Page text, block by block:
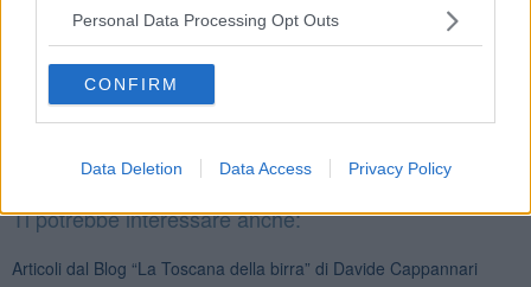
Personal Data Processing Opt Outs
CONFIRM
Data Deletion Data Access Privacy Policy
Se vuoi leggere le notizie principali della Toscana iscriviti alla
Newsletter QUInews - ToscanaMedia.Arriva gratis tutti i giorni
Ti potrebbe interessare anche:
Articoli dal Blog “La Toscana della birra” di Davide Cappannari